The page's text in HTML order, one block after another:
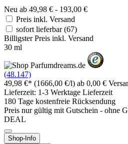
Neu ab 49,98 € - 193,00 €
Preis inkl. Versand
sofort lieferbar(67)
Billigster Preis inkl. Versand
30 ml
(48.147)
49,98 €* (1666,00 €/l) ab 0,00 €
Lieferzeit: 1-3 Werktage Lieferzeit
180 Tage kostenfreie Rücksendung
Preis nur gültig mit Gutschein - ohne
DEAL
Shop-Info